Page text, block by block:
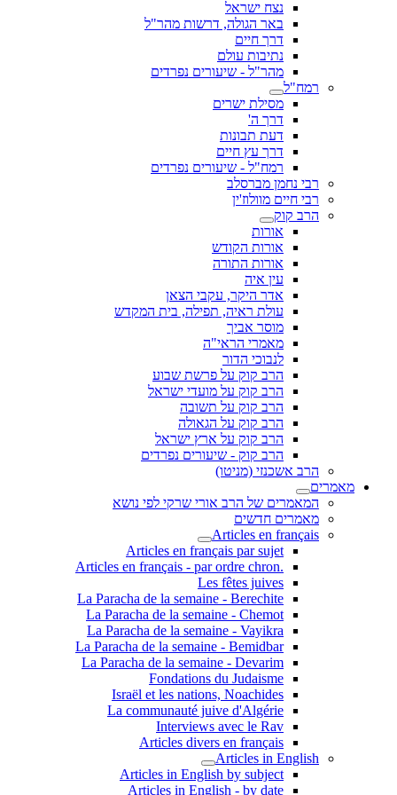
נצח ישראל
באר הגולה, דרשות מהר"ל
דרך חיים
נתיבות עולם
מהר"ל - שיעורים נפרדים
רמח"ל
מסילת ישרים
דרך ה'
דעת תבונות
דרך עץ חיים
רמח"ל - שיעורים נפרדים
רבי נחמן מברסלב
רבי חיים מוולוז'ין
הרב קוק
אורות
אורות הקודש
אורות התורה
עין איה
אדר היקר, עקבי הצאן
עולת ראיה, תפילה, בית המקדש
מוסר אביך
מאמרי הראי"ה
לנבוכי הדור
הרב קוק על פרשת שבוע
הרב קוק על מועדי ישראל
הרב קוק על תשובה
הרב קוק על הגאולה
הרב קוק על ארץ ישראל
הרב קוק - שיעורים נפרדים
הרב אשכנזי (מניטו)
מאמרים
המאמרים של הרב אורי שרקי לפי נושא
מאמרים חדשים
Articles en français
Articles en français par sujet
.Articles en français - par ordre chron
Les fêtes juives
La Paracha de la semaine - Berechite
La Paracha de la semaine - Chemot
La Paracha de la semaine - Vayikra
La Paracha de la semaine - Bemidbar
La Paracha de la semaine - Devarim
Fondations du Judaisme
Israël et les nations, Noachides
La communauté juive d'Algérie
Interviews avec le Rav
Articles divers en français
Articles in English
Articles in English by subject
Articles in English - by date